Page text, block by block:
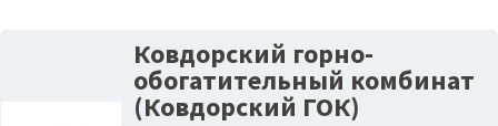
Ковдорский горно-
обогатительный комбинат
(Ковдорский ГОК)